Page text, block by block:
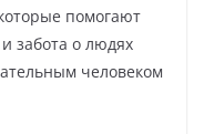
помогают
забота о людях
человеком